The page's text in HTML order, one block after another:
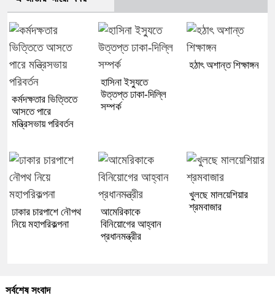
কর্মদক্ষতার ভিত্তিতে
আসতে পারে
মন্ত্রিসভায় পরিবর্তন
হাসিনা ইস্যুতে
উত্তপ্ত ঢাকা-দিল্লি
সম্পর্ক
হঠাৎ অশান্ত শিক্ষাঙ্গন
ঢাকার চারপাশে নৌপথ
নিয়ে মহাপরিকল্পনা
আমেরিকাকে
বিনিয়োগের আহ্বান
প্রধানমন্ত্রীর
খুলছে মালয়েশিয়ার
শ্রমবাজার
সর্বশেষ সংবাদ